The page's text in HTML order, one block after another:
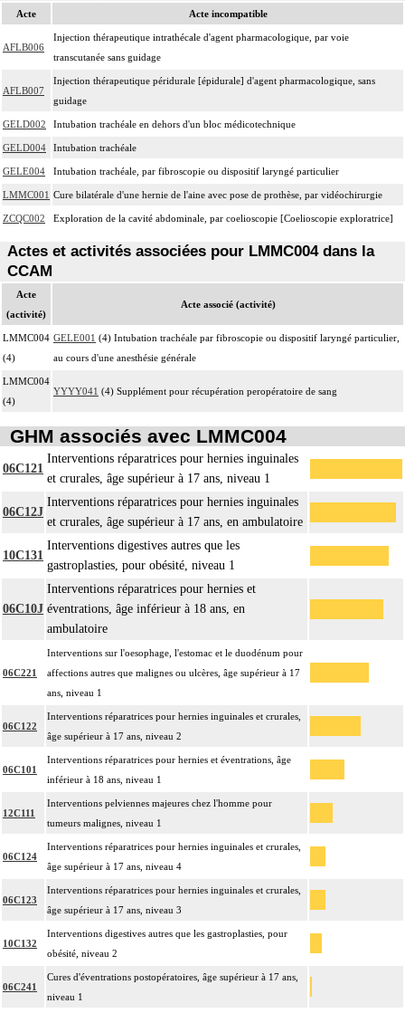
Acte Acte incompatible
AFLB006
Injection thérapeutique intrathécale d'agent pharmacologique, par voie
transcutanée sans guidage
AFLB007
Injection thérapeutique péridurale [épidurale] d'agent pharmacologique, sans
guidage
GELD002 Intubation trachéale en dehors d'un bloc médicotechnique
GELD004 Intubation trachéale
GELE004 Intubation trachéale, par fibroscopie ou dispositif laryngé particulier
LMMC001 Cure bilatérale d'une hernie de l'aine avec pose de prothèse, par vidéochirurgie
ZCQC002 Exploration de la cavité abdominale, par coelioscopie [Coelioscopie exploratrice]
Actes et activités associées pour LMMC004 dans la
CCAM
Acte
(activité)
Acte associé (activité)
LMMC004
(4)
GELE001 (4) Intubation trachéale par fibroscopie ou dispositif laryngé particulier,
au cours d'une anesthésie générale
LMMC004
(4)
YYYY041 (4) Supplément pour récupération peropératoire de sang
GHM associés avec LMMC004
06C121
Interventions réparatrices pour hernies inguinales
et crurales, âge supérieur à 17 ans, niveau 1
06C12J
Interventions réparatrices pour hernies inguinales
et crurales, âge supérieur à 17 ans, en ambulatoire
10C131
Interventions digestives autres que les
gastroplasties, pour obésité, niveau 1
06C10J
Interventions réparatrices pour hernies et
éventrations, âge inférieur à 18 ans, en
ambulatoire
06C221
Interventions sur l'oesophage, l'estomac et le duodénum pour
affections autres que malignes ou ulcères, âge supérieur à 17
ans, niveau 1
06C122
Interventions réparatrices pour hernies inguinales et crurales,
âge supérieur à 17 ans, niveau 2
06C101
Interventions réparatrices pour hernies et éventrations, âge
inférieur à 18 ans, niveau 1
12C111
Interventions pelviennes majeures chez l'homme pour
tumeurs malignes, niveau 1
06C124
Interventions réparatrices pour hernies inguinales et crurales,
âge supérieur à 17 ans, niveau 4
06C123
Interventions réparatrices pour hernies inguinales et crurales,
âge supérieur à 17 ans, niveau 3
10C132
Interventions digestives autres que les gastroplasties, pour
obésité, niveau 2
06C241
Cures d'éventrations postopératoires, âge supérieur à 17 ans,
niveau 1